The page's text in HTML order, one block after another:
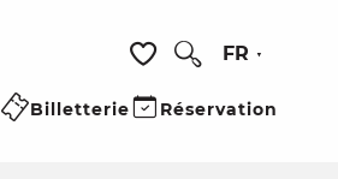
Voir les favoris
FR
Billetterie Réservation